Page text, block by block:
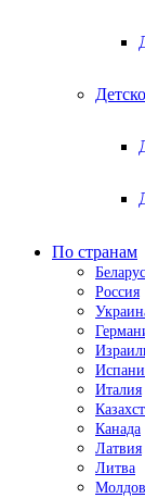
По странам
Россия
Италия
Канада
Латвия
Литва